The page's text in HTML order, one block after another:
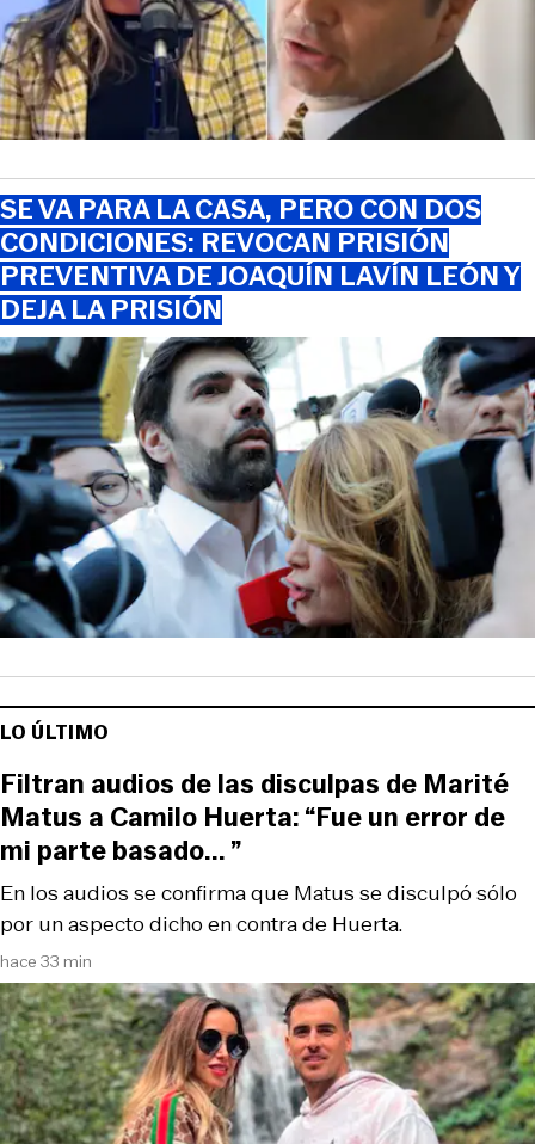
SE VA PARA LA CASA, PERO CON DOS
CONDICIONES: REVOCAN PRISIÓN
PREVENTIVA DE JOAQUÍN LAVÍN LEÓN Y
DEJA LA PRISIÓN
LO ÚLTIMO
hace 33 min
En los audios se confirma que Matus se disculpó sólo
por un aspecto dicho en contra de Huerta.
Filtran audios de las disculpas de Marité
Matus a Camilo Huerta: “Fue un error de
mi parte basado... ”